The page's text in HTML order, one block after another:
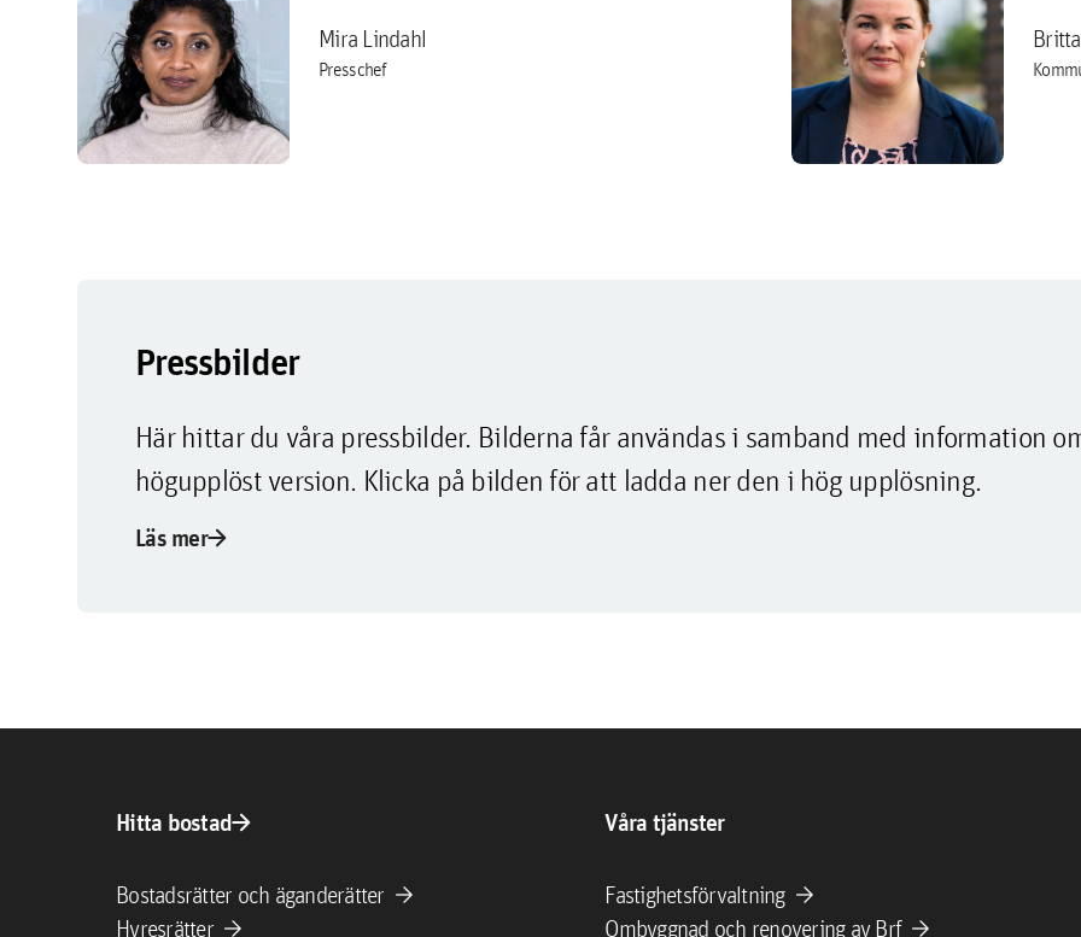
Mira Lindahl
Presschef
Pressbilder
Här hittar du våra pressbilder. Bilderna får användas i samband med information
högupplöst version. Klicka på bilden för att ladda ner den i hög upplösning.
Läs merarrow_forward
Hitta bostadarrow_forward
Bostadsrätter och äganderätter arrow_forward
Hyresrätter arrow_forward
Våra tjänster
Fastighetsförvaltning arrow_forward
Ombyggnad och renovering av Brf arrow_forward